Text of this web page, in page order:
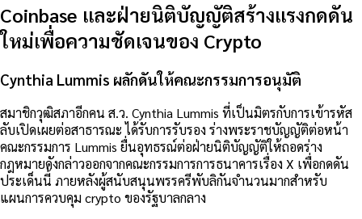
Coinbase และฝ่ายนิติบัญญัติสร้างแรงกดดัน
ใหม่เพื่อความชัดเจนของ Crypto
Cynthia Lummis ผลักดันให้คณะกรรมการอนุมัติ
สมาชิกวุฒิสภาอีกคน ส.ว. Cynthia Lummis ที่เป็นมิตรกับการเข้ารหัส
ลับเปิดเผยต่อสาธารณะได้รับการรับรอง ร่างพระราชบัญญัติต่อหน้า
คณะกรรมการ Lummis ยื่นอุทธรณ์ต่อฝ่ายนิติบัญญัติให้ถอดร่าง
กฎหมายดังกล่าวออกจากคณะกรรมการการธนาคารเรื่อง X เพื่อกดดัน
ประเด็นนี้ ภายหลังผู้สนับสนุนพรรครีพับลิกันจำนวนมากสำหรับ
แผนการควบคุม crypto ของรัฐบาลกลาง